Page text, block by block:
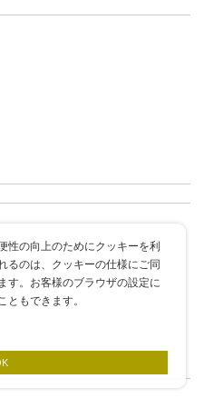
性の向上のためにクッキーを利
るのは、クッキーの仕様にご同
す。お客様のブラウザの設定に
ともできます。